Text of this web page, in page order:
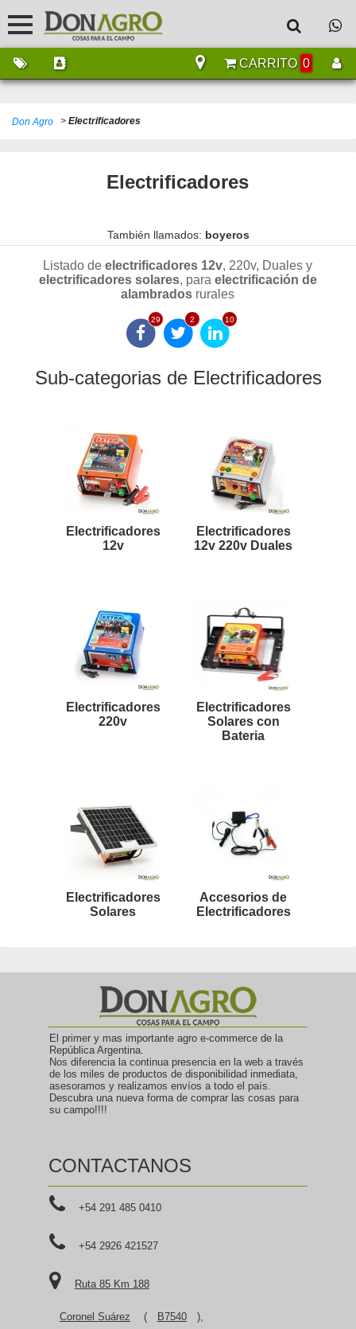
CARRITO 0
Don Agro > Electrificadores
Electrificadores
También llamados: boyeros
Listado deelectrificadores 12v, 220v, Duales y
electrificadores solares, para electrificación de
alambrados rurales
29 2 10
Sub-categorias de Electrificadores
Electrificadores
12v
Electrificadores
12v 220v Duales
Electrificadores
220v
Electrificadores
Solares con
Bateria
Electrificadores
Solares
Accesorios de
Electrificadores
El primer y mas importante agro e-commerce de la
República Argentina.
Nos diferencia la continua presencia en la web a través
de los miles de productos de disponibilidad inmediata,
asesoramos y realizamos envíos a todo el país.
Descubra una nueva forma de comprar las cosas para
su campo!!!!
CONTACTANOS
+54 291 485 0410
+54 2926 421527
Ruta 85 Km 188
Coronel Suárez ( B7540 ),